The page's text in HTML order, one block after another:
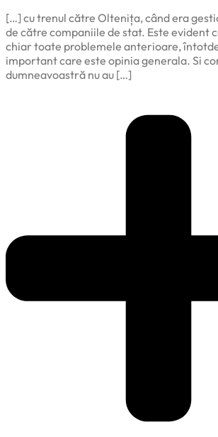
[…] cu trenul către Oltenița, când era
de către companiile de stat. Este evident
chiar toate problemele anterioare,
important care este opinia generala. Si
dumneavoastră nu au […]